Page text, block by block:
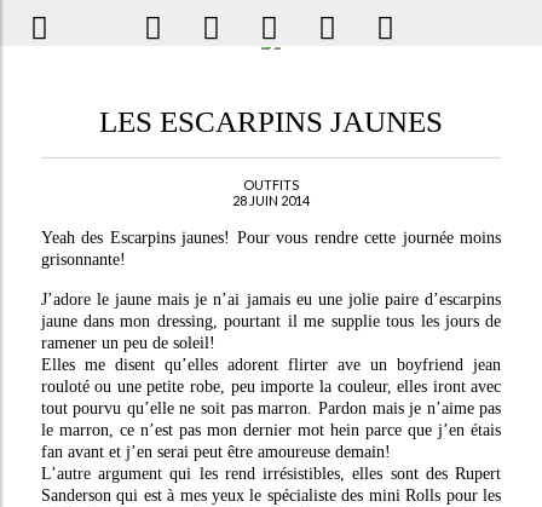
LES ESCARPINS JAUNES
OUTFITS
28 JUIN 2014
Yeah des Escarpins jaunes! Pour vous rendre cette journée moins
grisonnante!
J’adore le jaune mais je n’ai jamais eu une jolie paire d’escarpins
jaune dans mon dressing, pourtant il me supplie tous les jours de
ramener un peu de soleil!
Elles me disent qu’elles adorent flirter ave un boyfriend jean
rouloté ou une petite robe, peu importe la couleur, elles iront avec
tout pourvu qu’elle ne soit pas marron. Pardon mais je n’aime pas
le marron, ce n’est pas mon dernier mot hein parce que j’en étais
fan avant et j’en serai peut être amoureuse demain!
L’autre argument qui les rend irrésistibles, elles sont des Rupert
Sanderson qui est à mes yeux le spécialiste des mini Rolls pour les